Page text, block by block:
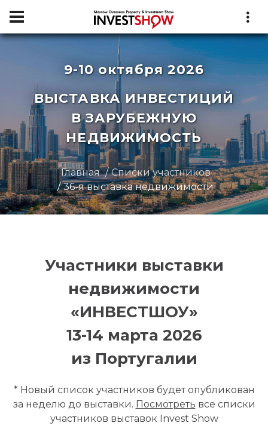
9-10 октября 2026
ВЫСТАВКА ИНВЕСТИЦИЙ
В ЗАРУБЕЖНУЮ
НЕДВИЖИМОСТЬ
Главная
Списки участников
36-я выставка недвижимости
Участники выставки
недвижимости
«ИНВЕСТШОУ»
13-14 марта 2026
из Португалии
* Новый список участников будет опубликован
за неделю до выставки. Посмотреть все списки
участников выставок Invest Show